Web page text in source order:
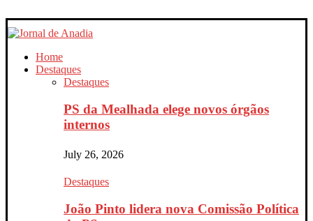
Home
Destaques
Destaques
PS da Mealhada elege novos órgãos
internos
July 26, 2026
Destaques
João Pinto lidera nova Comissão Política